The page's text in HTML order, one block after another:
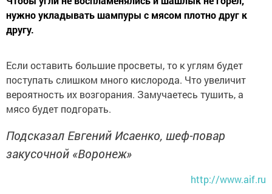
нужно укладывать шампуры с мясом плотно друг к
другу.
Если оставить большие просветы, то к углям будет
поступать слишком много кислорода. Что увеличит
вероятность их возгорания. Замучаетесь тушить, а
мясо будет подгорать.
Подсказал Евгений Исаенко, шеф-повар
закусочной «Воронеж»
http://www.aif.ru